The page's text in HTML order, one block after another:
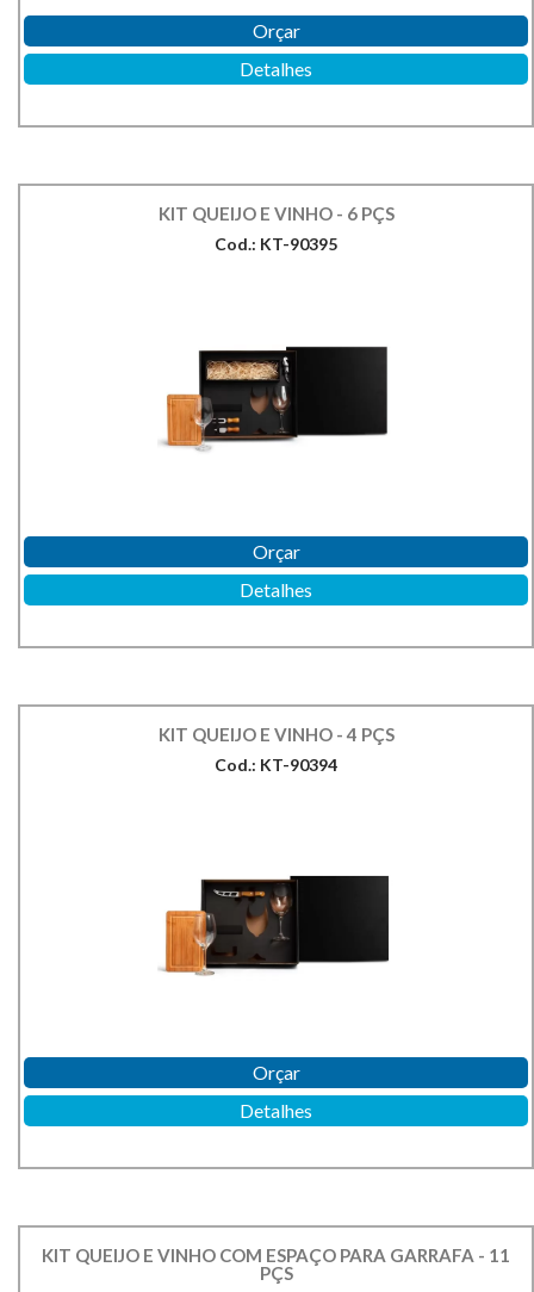
Orçar
Detalhes
KIT QUEIJO E VINHO - 6 PÇS
Cod.: KT-90395
Orçar
Detalhes
KIT QUEIJO E VINHO - 4 PÇS
Cod.: KT-90394
Orçar
Detalhes
KIT QUEIJO E VINHO COM ESPAÇO PARA GARRAFA - 11
PÇS